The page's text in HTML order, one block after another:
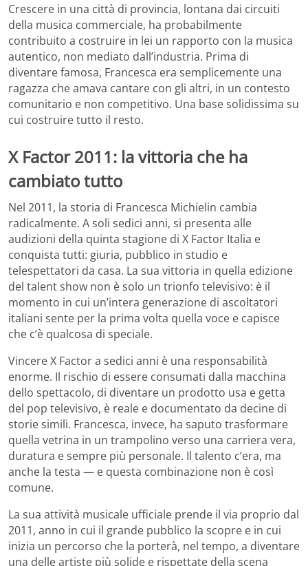
Crescere in una città di provincia, lontana dai circuiti
della musica commerciale, ha probabilmente
contribuito a costruire in lei un rapporto con la musica
autentico, non mediato dall’industria. Prima di
diventare famosa, Francesca era semplicemente una
ragazza che amava cantare con gli altri, in un contesto
comunitario e non competitivo. Una base solidissima su
cui costruire tutto il resto.
X Factor 2011: la vittoria che ha
cambiato tutto
Nel 2011, la storia di Francesca Michielin cambia
radicalmente. A soli sedici anni, si presenta alle
audizioni della quinta stagione di X Factor Italia e
conquista tutti: giuria, pubblico in studio e
telespettatori da casa. La sua vittoria in quella edizione
del talent show non è solo un trionfo televisivo: è il
momento in cui un’intera generazione di ascoltatori
italiani sente per la prima volta quella voce e capisce
che c’è qualcosa di speciale.
Vincere X Factor a sedici anni è una responsabilità
enorme. Il rischio di essere consumati dalla macchina
dello spettacolo, di diventare un prodotto usa e getta
del pop televisivo, è reale e documentato da decine di
storie simili. Francesca, invece, ha saputo trasformare
quella vetrina in un trampolino verso una carriera vera,
duratura e sempre più personale. Il talento c’era, ma
anche la testa — e questa combinazione non è così
comune.
La sua attività musicale ufficiale prende il via proprio dal
2011, anno in cui il grande pubblico la scopre e in cui
inizia un percorso che la porterà, nel tempo, a diventare
una delle artiste più solide e rispettate della scena